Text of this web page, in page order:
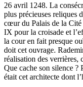
26 avril 1248. La
plus précieuses reliques
cœur du Palais de la
IX pour la croisade et
la cour en fait presque
doit cet ouvrage.
réalisation des verrières,
Que cache son silence ?
était cet architecte dont